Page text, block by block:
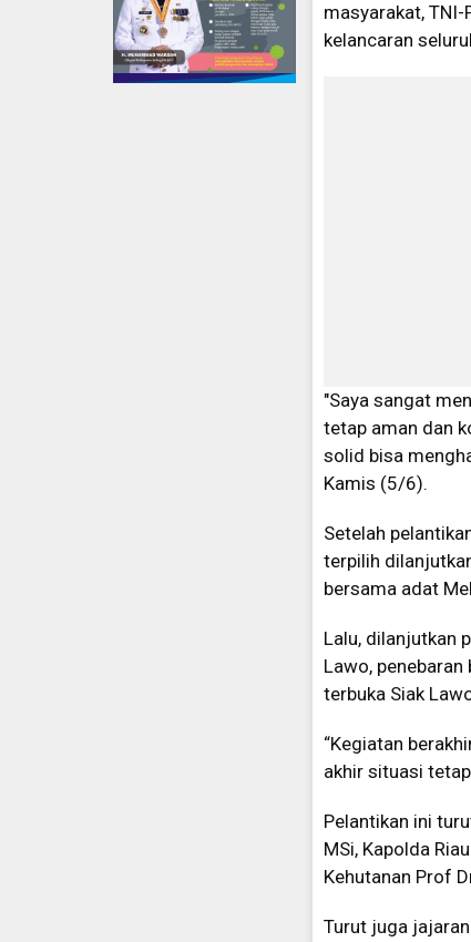
masyarakat,
kelancaran
"Saya sangat
tetap aman dan
solid bisa
Kamis (5/6).
Setelah
terpilih
bersama adat
Lalu, dilanjutkan
Lawo,
terbuka Siak
“Kegiatan
akhir situasi
Pelantikan ini
MSi, Kapolda
Kehutanan Prof
Turut juga jajaran